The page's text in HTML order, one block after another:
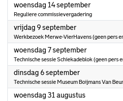
woensdag 14 september2022
Reguliere commissievergadering
vrijdag 9 september2022
Werkbezoek Merwe-VierHavens (geen pers
woensdag 7 september2022
Technische sessie Schiekadeblok (geen pers
dinsdag 6 september2022
Technische sessie Museum Boijmans Van
woensdag 31 augustus